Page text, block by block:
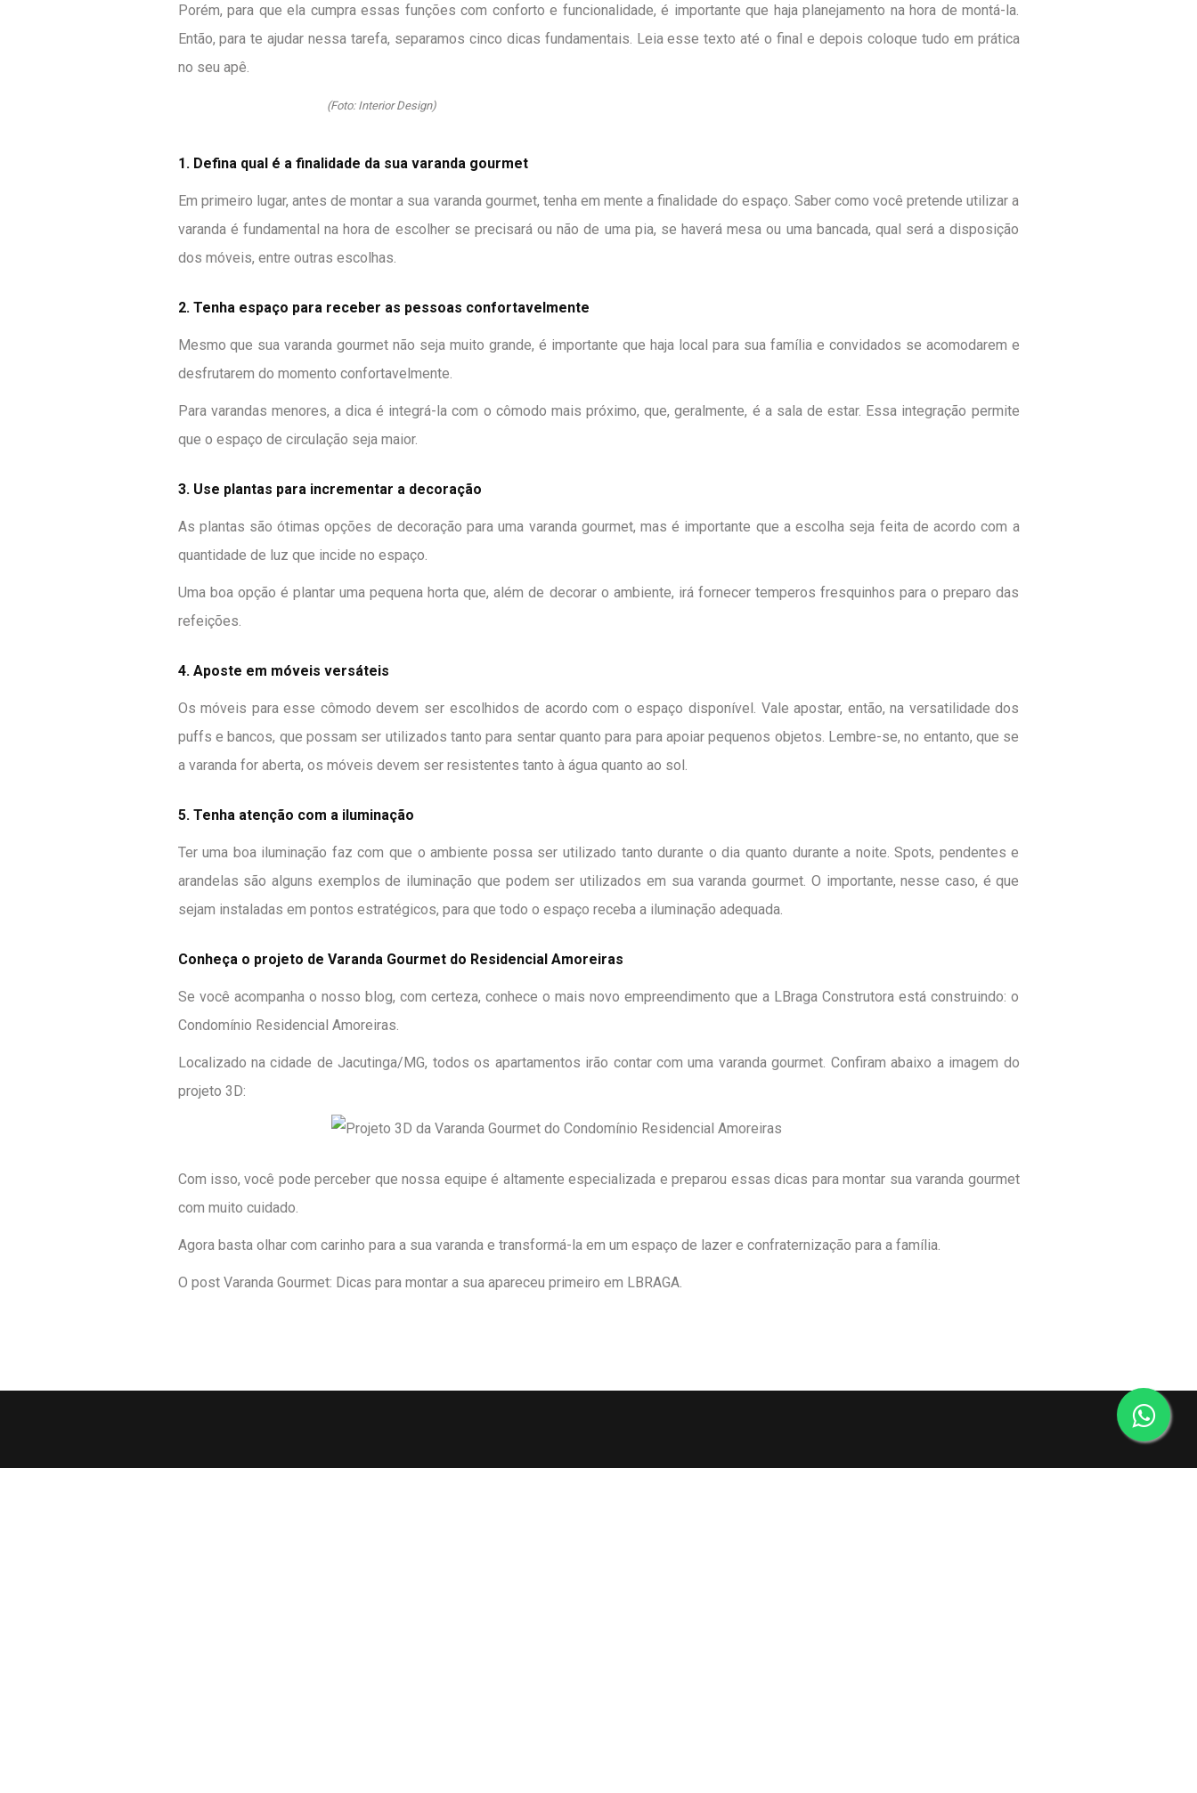
Porém, para que ela cumpra essas funções com conforto e funcionalidade, é importante que haja planejamento na hora de montá-la.
Então, para te ajudar nessa tarefa, separamos cinco dicas fundamentais. Leia esse texto até o final e depois coloque tudo em prática
no seu apê.
(Foto: Interior Design)
1. Defina qual é a finalidade da sua varanda gourmet
Em primeiro lugar, antes de montar a sua varanda gourmet, tenha em mente a finalidade do espaço. Saber como você pretende utilizar a
varanda é fundamental na hora de escolher se precisará ou não de uma pia, se haverá mesa ou uma bancada, qual será a disposição
dos móveis, entre outras escolhas.
2. Tenha espaço para receber as pessoas confortavelmente
Mesmo que sua varanda gourmet não seja muito grande, é importante que haja local para sua família e convidados se acomodarem e
desfrutarem do momento confortavelmente.
Para varandas menores, a dica é integrá-la com o cômodo mais próximo, que, geralmente, é a sala de estar. Essa integração permite
que o espaço de circulação seja maior.
3. Use plantas para incrementar a decoração
As plantas são ótimas opções de decoração para uma varanda gourmet, mas é importante que a escolha seja feita de acordo com a
quantidade de luz que incide no espaço.
Uma boa opção é plantar uma pequena horta que, além de decorar o ambiente, irá fornecer temperos fresquinhos para o preparo das
refeições.
4. Aposte em móveis versáteis
Os móveis para esse cômodo devem ser escolhidos de acordo com o espaço disponível. Vale apostar, então, na versatilidade dos
puffs e bancos, que possam ser utilizados tanto para sentar quanto para para apoiar pequenos objetos. Lembre-se, no entanto, que se
a varanda for aberta, os móveis devem ser resistentes tanto à água quanto ao sol.
5. Tenha atenção com a iluminação
Ter uma boa iluminação faz com que o ambiente possa ser utilizado tanto durante o dia quanto durante a noite. Spots, pendentes e
arandelas são alguns exemplos de iluminação que podem ser utilizados em sua varanda gourmet. O importante, nesse caso, é que
sejam instaladas em pontos estratégicos, para que todo o espaço receba a iluminação adequada.
Conheça o projeto de Varanda Gourmet do Residencial Amoreiras
Se você acompanha o nosso blog, com certeza, conhece o mais novo empreendimento que a LBraga Construtora está construindo: o
Condomínio Residencial Amoreiras.
Localizado na cidade de Jacutinga/MG, todos os apartamentos irão contar com uma varanda gourmet. Confiram abaixo a imagem do
projeto 3D:
Com isso, você pode perceber que nossa equipe é altamente especializada e preparou essas dicas para montar sua varanda gourmet
com muito cuidado.
Agora basta olhar com carinho para a sua varanda e transformá-la em um espaço de lazer e confraternização para a família.
O post Varanda Gourmet: Dicas para montar a suaapareceu primeiro em LBRAGA.